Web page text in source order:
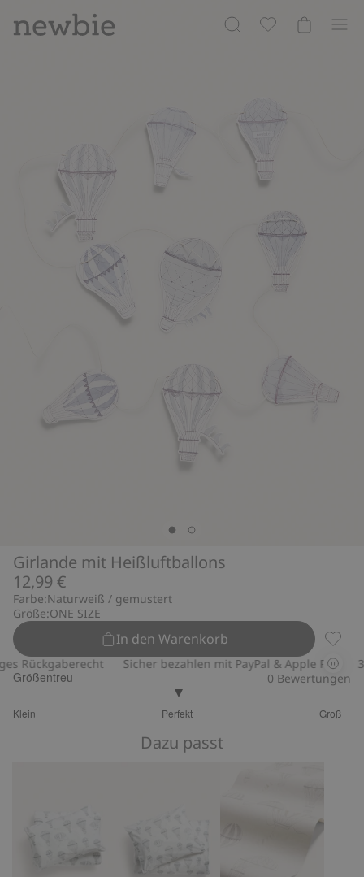
Girlande mit Heißluftballons
12,99 €
Farbe:Naturweiß / gemustert
Größe:ONE SIZE
In den Warenkorb
Rückgaberecht Sicher bezahlen mit PayPal & Apple Pay
Größentreu
Klein Perfekt Groß
von
0 Bewertungen
Dazu passt